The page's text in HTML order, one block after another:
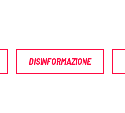
DISINFORMAZIONE